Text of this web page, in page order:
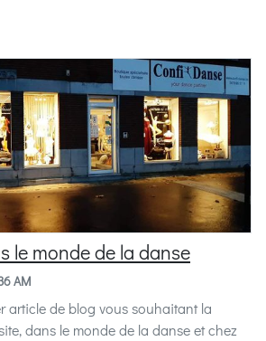
le monde de la danse
AM
article de blog vous souhaitant la
dans le monde de la danse et chez